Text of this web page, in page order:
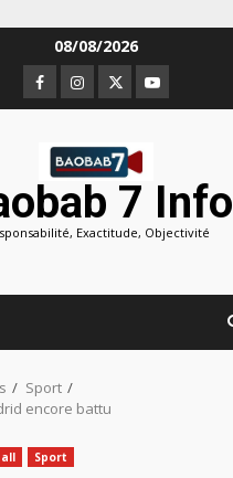
08/08/2026
Facebook
Instagram
TwitterYoutube
7 Info
Exactitude, Objectivité
Sport
encore battu
Sport